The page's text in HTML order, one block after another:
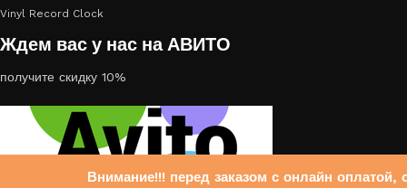
Внимание!!! перед заказом с онлайн оплатой,
Vinyl Record Clock
Ждем вас у нас на АВИТО
получите скидку 10%